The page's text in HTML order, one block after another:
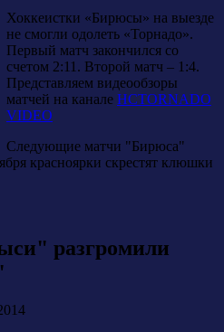
Хоккеистки «Бирюсы» на выезде
не смогли одолеть «Торнадо».
Первый матч закончился со
счетом 2:11. Второй матч – 1:4.
Представляем видеообзоры
матчей на канале HCTORNADO
VIDEO
Следующие матчи "Бирюса"
красноярки скрестят клюшки
разгромили